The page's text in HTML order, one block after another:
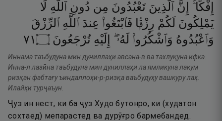
إِفْكًا ۚ
إِنَّ ٱلَّذِينَ تَعْبُدُونَ مِن دُونِ ٱللَّهِ لَا
يَمْلِكُونَ لَكُمْ رِزْقًۭا فَٱبْتَغُوا۟ عِندَ ٱللَّهِ ٱلرِّزْقَ
وَٱعْبُدُوهُ وَٱشْكُرُوا۟ لَهُۥٓ ۖ إِلَيْهِ تُرْجَعُونَ ۝١٧
Иннама таъбудуна мин дуниллаҳи авсана-в ва тахлуқуна ифка.
Инна-л лазӣна таъбудуна мин дуниллаҳи ла ямликуна лакум
ризқан фабтағу ъиндаллоҳи-р-ризқа ваъбудуҳу вашкуру лаҳ.
Илайҳи турҷаъун.
Ҷуз ин нест, ки ба ҷуз Худо бутонро, ки (худатон
сохтаед) мепарастед ва дурӯғро бармебандед.